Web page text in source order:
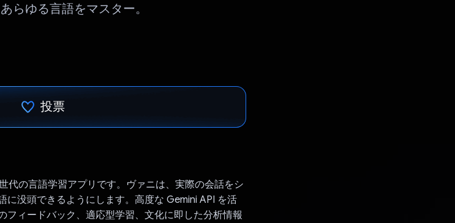
らゆる言語をマスター。
投票
代の言語学習アプリです。ヴァニは、実際の会話をシ
に没頭できるようにします。高度な Gemini API を活
フィードバック、適応型学習、文化に即した分析情報